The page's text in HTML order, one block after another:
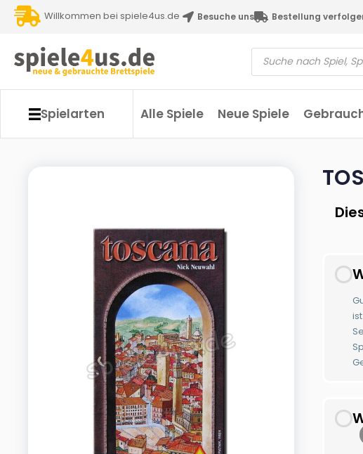
Willkommen bei spiele4us.de Besuche uns Bestellung
Spielarten Alle Spiele Neue Spiele